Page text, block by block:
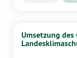
Umsetzung des